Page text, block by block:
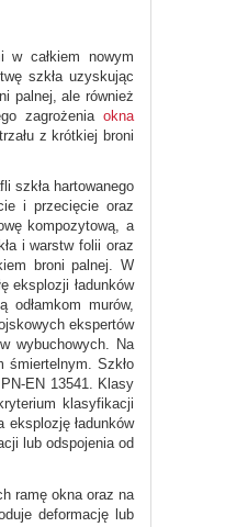
w całkiem nowym
szkła uzyskując
palnej, ale również
zagrożenia okna
z krótkiej broni
szkła hartowanego
i przecięcie oraz
kompozytową, a
i warstw folii oraz
broni palnej. W
eksplozji ładunków
odłamkom murów,
ekspertów
wybuchowych. Na
śmiertelnym. Szkło
EN 13541. Klasy
klasyfikacji
eksplozję ładunków
lub odspojenia od
ramę okna oraz na
deformację lub